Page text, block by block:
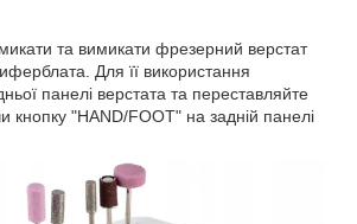
та вимикати фрезерний верстат
Для її використання
панелі верстата та переставляйте
"HAND/FOOT" на задній панелі